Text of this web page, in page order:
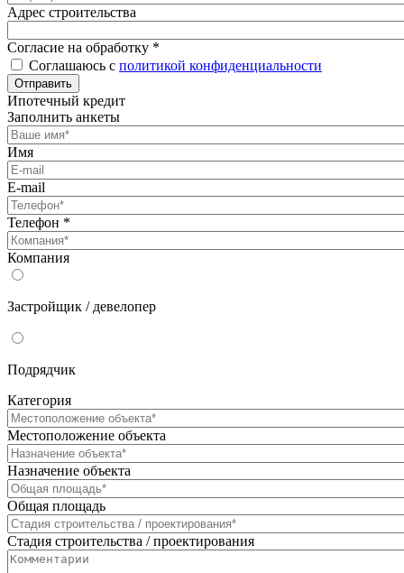
Адрес строительства
Согласие на обработку *
Соглашаюсь с политикой конфиденциальности
Отправить
Ипотечный кредит
Заполнить анкеты
Имя
E-mail
Телефон *
Компания
Застройщик / девелопер
Подрядчик
Категория
Местоположение объекта
Назначение объекта
Общая площадь
Стадия строительства / проектирования